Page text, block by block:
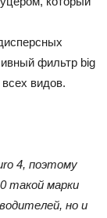
фильтр big
видов.
4, поэтому
такой марки
но и